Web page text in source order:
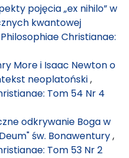
pojęcia „ex nihilo” w
kwantowej
Christianae:
More i Isaac Newton o
neoplatoński,
Tom 54 Nr 4
odkrywanie Boga w
św. Bonawentury,
Tom 53 Nr 2